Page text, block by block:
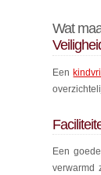
Wat
Een
Een
verwarmd